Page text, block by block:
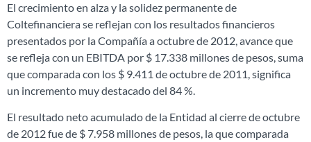
El crecimiento en alza y la solidez permanente de
Coltefinanciera se reflejan con los resultados financieros
presentados por la Compañía a octubre de 2012, avance que
se refleja con un EBITDA por $ 17.338 millones de pesos, suma
que comparada con los $ 9.411 de octubre de 2011, significa
un incremento muy destacado del 84 %.
El resultado neto acumulado de la Entidad al cierre de octubre
de 2012 fue de $ 7.958 millones de pesos, la que comparada